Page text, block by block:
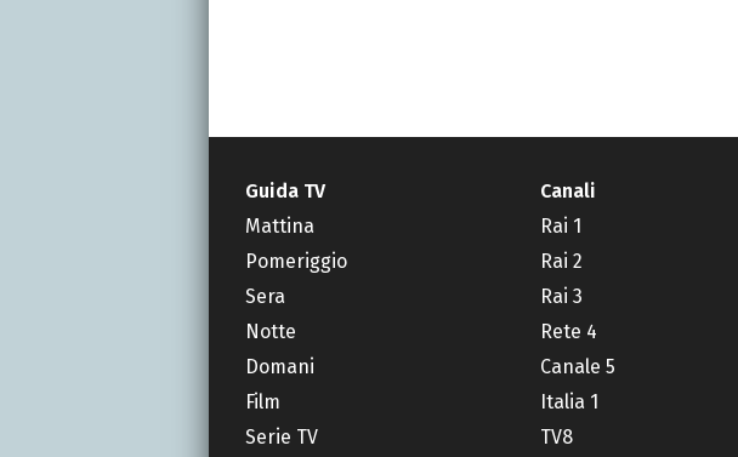
Guida TV
Mattina
Pomeriggio
Sera
Notte
Domani
Film
Serie TV
Canali
Rai 1
Rai 2
Rai 3
Rete 4
Canale 5
Italia 1
TV8